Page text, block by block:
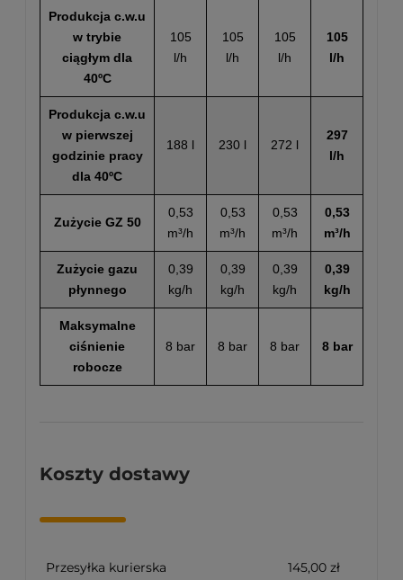
Produkcja c.w.u
w trybie
ciągłym dla
40ºC
105
l/h
105
l/h
105
l/h
105
l/h
Produkcja c.w.u
w pierwszej
godzinie pracy
dla 40ºC
188 l 230 l 272 l
297
l/h
Zużycie GZ 50
0,53
m³/h
0,53
m³/h
0,53
m³/h
0,53
m³/h
Zużycie gazu
płynnego
0,39
kg/h
0,39
kg/h
0,39
kg/h
0,39
kg/h
Maksymalne
ciśnienie
robocze
8 bar 8 bar 8 bar 8 bar
Koszty dostawy
Przesyłka kurierska 145,00 zł